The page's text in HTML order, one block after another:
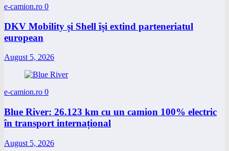
e-camion.ro 0
DKV Mobility și Shell își extind parteneriatul
european
August 5, 2026
e-camion.ro 0
Blue River: 26.123 km cu un camion 100% electric
în transport internațional
August 5, 2026